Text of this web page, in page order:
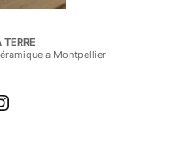
TERRE
a Montpellier